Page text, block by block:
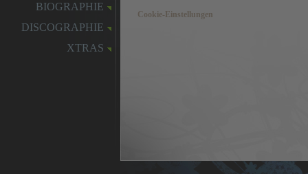
Cookie-Einstellungen
BIOGRAPHIE
DISCOGRAPHIE
XTRAS